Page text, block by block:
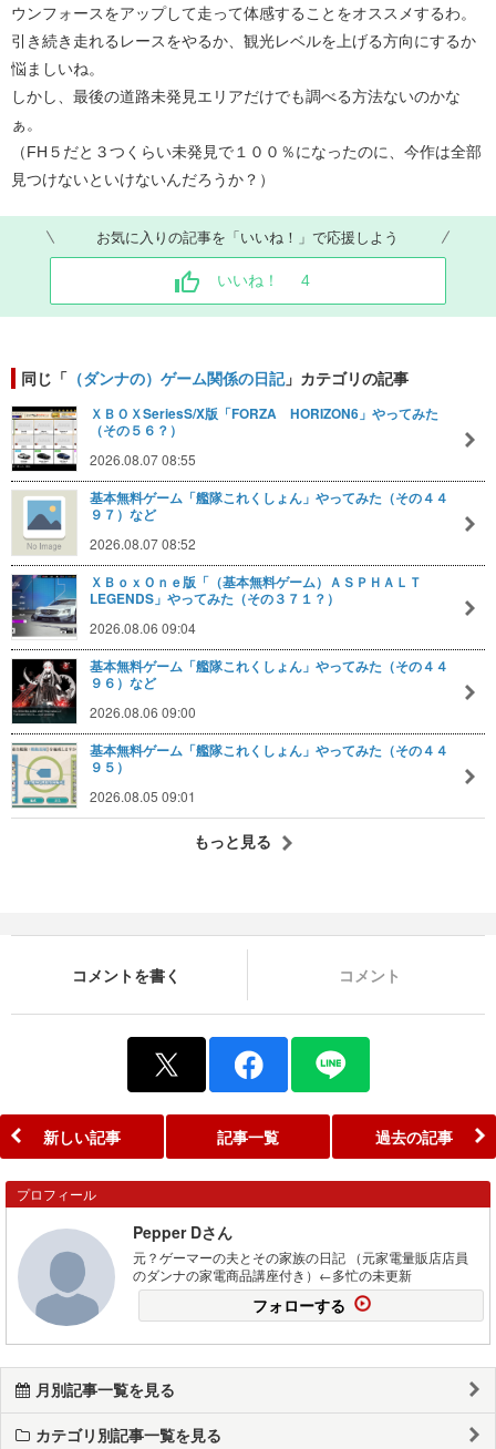
ウンフォースをアップして走って体感することをオススメするわ。
引き続き走れるレースをやるか、観光レベルを上げる方向にするか
悩ましいね。
しかし、最後の道路未発見エリアだけでも調べる方法ないのかな
ぁ。
（FH５だと３つくらい未発見で１００％になったのに、今作は全部
見つけないといけないんだろうか？）
お気に入りの記事を「いいね！」で応援しよう
いいね！ 4
同じ「 （ダンナの）ゲーム関係の日記」カテゴリの記事
ＸＢＯＸSeriesS/X版「FORZA HORIZON6」やってみた
（その５６？）
2026.08.07 08:55
基本無料ゲーム「艦隊これくしょん」やってみた（その４４
９７）など
2026.08.07 08:52
ＸＢｏｘＯｎｅ版「（基本無料ゲーム）ＡＳＰＨＡＬＴ
LEGENDS」やってみた（その３７１？）
2026.08.06 09:04
基本無料ゲーム「艦隊これくしょん」やってみた（その４４
９６）など
2026.08.06 09:00
基本無料ゲーム「艦隊これくしょん」やってみた（その４４
９５）
2026.08.05 09:01
もっと見る
コメントを書く コメント
新しい記事 記事一覧 過去の記事
プロフィール
Pepper Dさん
元？ゲーマーの夫とその家族の日記 （元家電量販店店員
のダンナの家電商品講座付き）←多忙の未更新
フォローする
月別記事一覧を見る
カテゴリ別記事一覧を見る